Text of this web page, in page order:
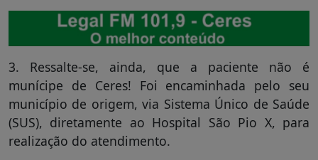
3. Ressalte-se, ainda, que a paciente não é
munícipe de Ceres! Foi encaminhada pelo seu
município de origem, via Sistema Único de Saúde
(SUS), diretamente ao Hospital São Pio X, para
realização do atendimento.